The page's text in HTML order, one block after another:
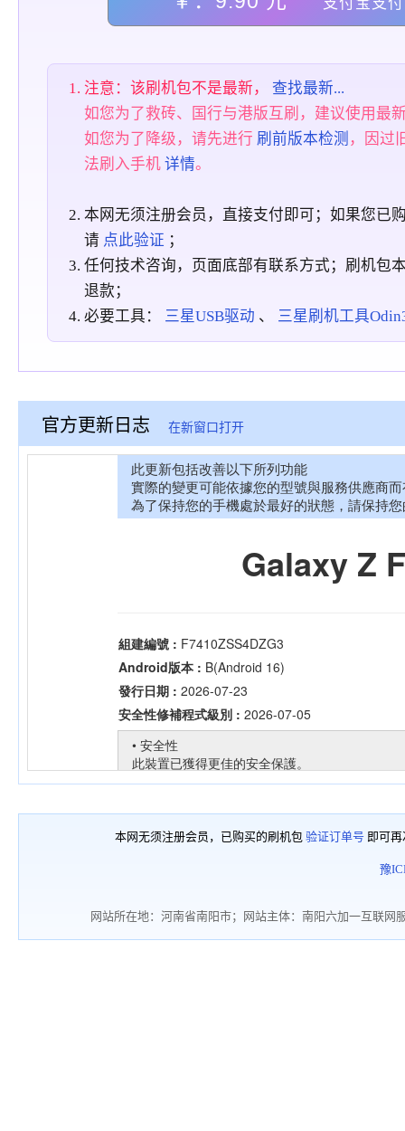
支付宝支付
注意：该刷机包不是最新， 查找最新...
如您为了救砖、国行与港版互刷，建议使用最
如您为了降级，请先进行 刷前版本检测 ，因过
法刷入手机详情。
本网无须注册会员，直接支付即可；如果您已
请 点此验证 ；
任何技术咨询，页面底部有联系方式；刷机包
退款；
必要工具： 三星USB驱动 、 三星刷机工具
官方更新日志 在新窗口打开
本网无须注册会员，已购买的刷机包 验证订单号 即可
豫
网站所在地：河南省南阳市；网站主体：南阳六加一互联